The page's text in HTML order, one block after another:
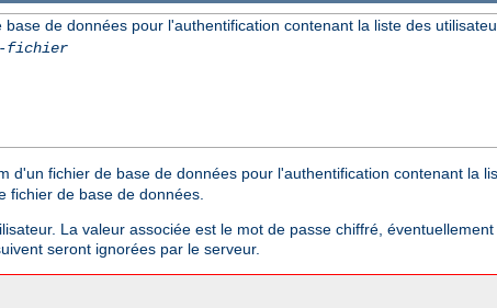
de données pour l'authentification contenant la liste des
fichier
d'un fichier de base de données pour l'authentification contenant la
fichier de base de données.
La valeur associée est le mot de passe chiffré,
seront ignorées par le serveur.